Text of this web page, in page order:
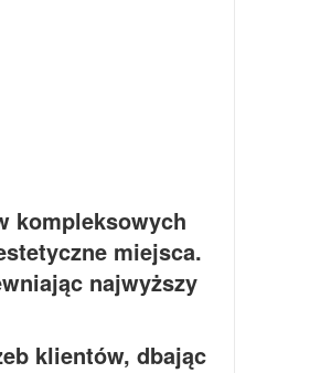
kompleksowych
miejsca.
najwyższy
klientów, dbając